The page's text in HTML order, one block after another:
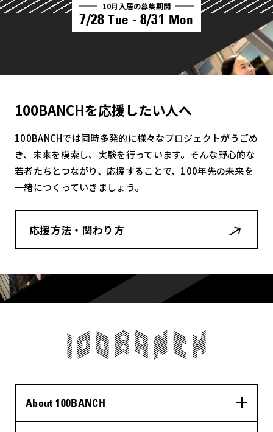
10月入居の募集期間
7/28 Tue - 8/31 Mon
100BANCHを応援したい人へ
100BANCHでは同時多発的に様々なプロジェクトがうごめ
き、未来を模索し、実験を行っています。そんな野心的な
若者たちとつながり、応援することで、100年先の未来を
一緒につくっていきましょう。
応援方法・関わり方
About 100BANCH